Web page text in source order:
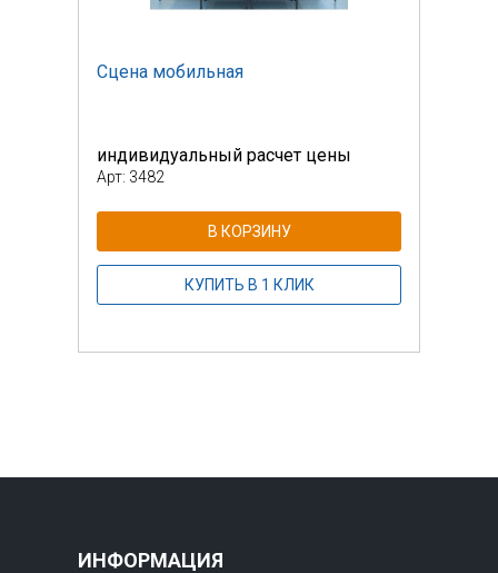
Сцена мобильная
индивидуальный расчет цены
Арт: 3482
В КОРЗИНУ
КУПИТЬ В 1 КЛИК
ИНФОРМАЦИЯ